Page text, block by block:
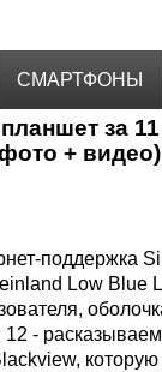
СМАРТФОНЫ
за
+ видео)
поддержка
Low Blue
-
которую